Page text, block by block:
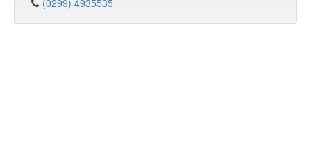
(0299) 4935535